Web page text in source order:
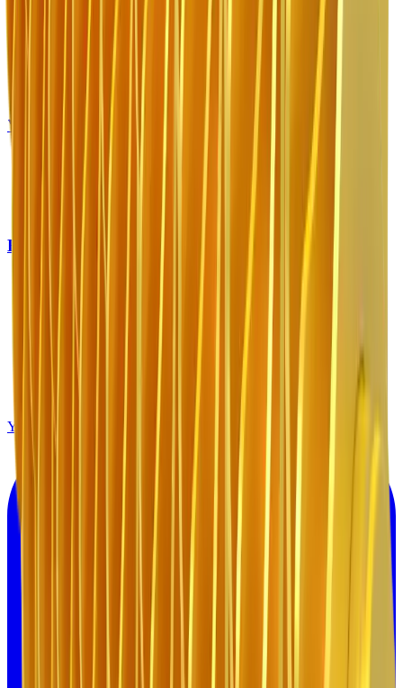
MB-G600
MB-G900
MB-G1500
ツインヘッダー
MB-R500
MB-R700
MB-R900
Home
適用分野
会社情報
個人情報保護方針
ご利用規約
Youtube